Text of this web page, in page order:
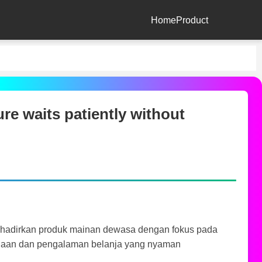
HomeProduct
waits patiently without
produk mainan dewasa dengan fokus pada
dan pengalaman belanja yang nyaman